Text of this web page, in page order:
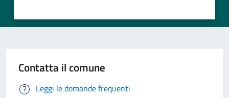
Contatta il comune
Leggi le domande frequenti